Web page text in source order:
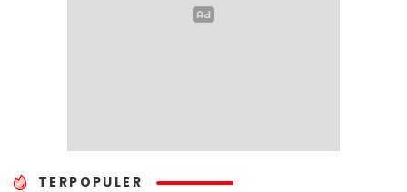
TERPOPULER